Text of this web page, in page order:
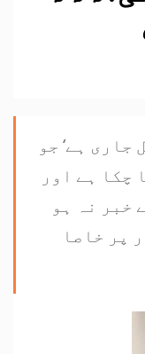
جاری ہے‘ جو
چکا ہے اور
خبر نہ ہو
پر خاصا